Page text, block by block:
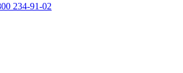
234-91-02